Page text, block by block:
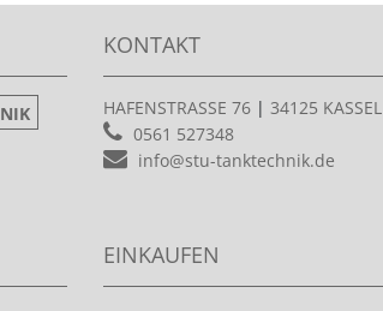
KONTAKT
HAFENSTRASSE 76 | 34125 KASSEL
0561 527348
info@stu-tanktechnik.de
EINKAUFEN